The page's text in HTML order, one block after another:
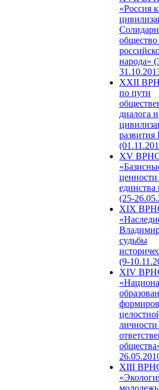
«Россия
народа»
XXII
по пути
диалога и
развития
XV
единства
(25-
XIX
судьбы
(9-
XIV
XIII